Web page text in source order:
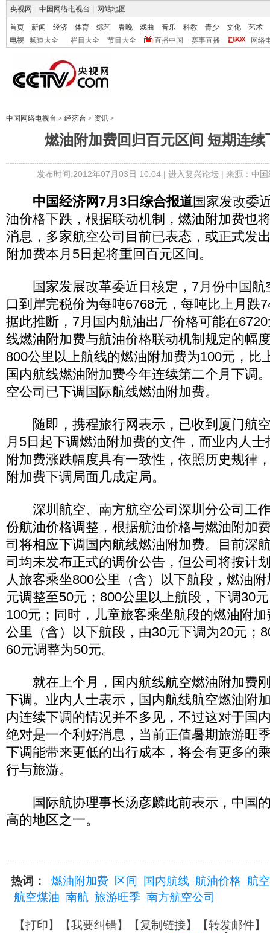
央视网 中国网络电视台 网站地图
首页 新闻 经济 体育 综艺 春晚 戏曲 音乐 科教 青少 文化
艺术
电视
频道大全 栏目大全 节目大全 直播中国 赛事直播 网络
中国网络电视台 > 经济台 > 资讯 >
燃油附加费回归百元区间 短期连续
发布时间:2012年07月03日 10:04 | 进入复兴论坛| 来源：中
中国经济网7月3日综合报道国家发改委
油价格下跌，根据联动机制，燃油附加费也
消息，多家航空公司目前已表态，或正式发
附加费本月5日起将重回百元区间。
国家发展改革委近日核定，7月份中国航
口到岸完税价为每吨6768元，每吨比上月跌
据此推断，7月国内航油出厂价格可能在
线燃油附加费与航油价格联动机制规定的幅
800公里以上航线的燃油附加费为100元，比
国内航线燃油附加费今年连续第二个月下调
空公司已下调国际航线燃油附加费。
随即，携程旅行网表示，已收到厦门航
月5日起下调燃油附加费的文件，而业内人
附加费涨跌幅度具有一致性，依照历史规律
附加费下调局面几成定局。
深圳航空、南方航空公司深圳分公司工
份航油价格调整，根据航油价格与燃油附加
司将相应下调国内航线燃油附加费。目前深
司均未发布正式的调价公告，但公司将按计
人旅客乘坐800公里（含）以下航段，燃油
元调整至50元；800公里以上航段，下调30
100元；同时，儿童旅客乘坐航段的燃油附
公里（含）以下航段，由30元下调为20元；
60元调整为50元。
就在上个月，国内航线航空燃油附加费
下调。业内人士表示，国内航线航空燃油附
内连续下调的情况并不多见，不过这对于国
绝对是一个利好消息，当前正值暑期旅游旺
下调能带来更低的出行成本，将会有更多的
行与旅游。
国际航协理事长汤彦麟此前表示，中国
高的地区之一。
热词： 燃油附加费 区间 国内航线 航油价格 航
航空煤油 南航 旅游旺季 南方航空公司
【打印】【我要纠错】【复制链接】【转发邮件】